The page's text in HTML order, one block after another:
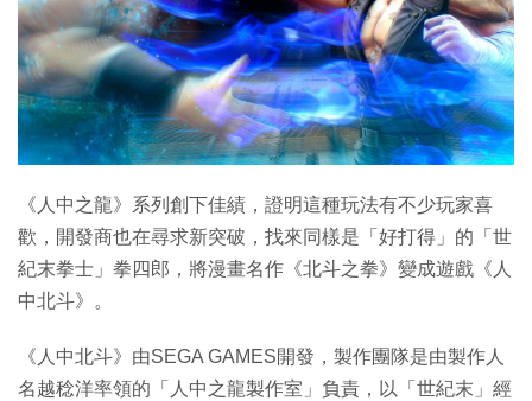
《人中之龍》系列創下佳績，證明這種玩法有不少玩家喜
歡，開發商也在尋求新突破，找來同樣是「好打得」的「世
紀末拳士」拳四郎，將漫畫名作《北斗之拳》變成遊戲《人
中北斗》。
《人中北斗》由SEGA GAMES開發，製作團隊是由製作人
名越稔洋率領的「人中之龍製作室」負責，以「世紀末」經